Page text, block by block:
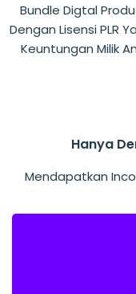
Bundle Digtal
Dengan Lisensi PLR
Keuntungan Milik
Hanya
Mendapatkan